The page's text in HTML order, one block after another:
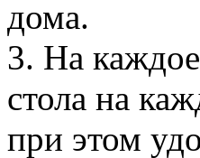
дома.
3. На
стола на
при этом